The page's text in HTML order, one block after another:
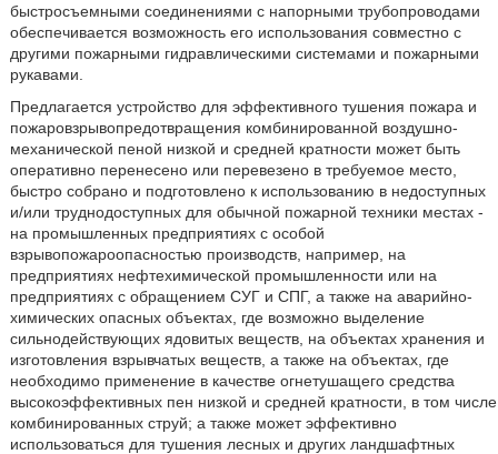
быстросъемными соединениями с напорными трубопроводами
обеспечивается возможность его использования совместно с
другими пожарными гидравлическими системами и пожарными
рукавами.
Предлагается устройство для эффективного тушения пожара и
пожаровзрывопредотвращения комбинированной воздушно-
механической пеной низкой и средней кратности может быть
оперативно перенесено или перевезено в требуемое место,
быстро собрано и подготовлено к использованию в недоступных
и/или труднодоступных для обычной пожарной техники местах -
на промышленных предприятиях с особой
взрывопожароопасностью производств, например, на
предприятиях нефтехимической промышленности или на
предприятиях с обращением СУГ и СПГ, а также на аварийно-
химических опасных объектах, где возможно выделение
сильнодействующих ядовитых веществ, на объектах хранения и
изготовления взрывчатых веществ, а также на объектах, где
необходимо применение в качестве огнетушащего средства
высокоэффективных пен низкой и средней кратности, в том числе
комбинированных струй; а также может эффективно
использоваться для тушения лесных и других ландшафтных